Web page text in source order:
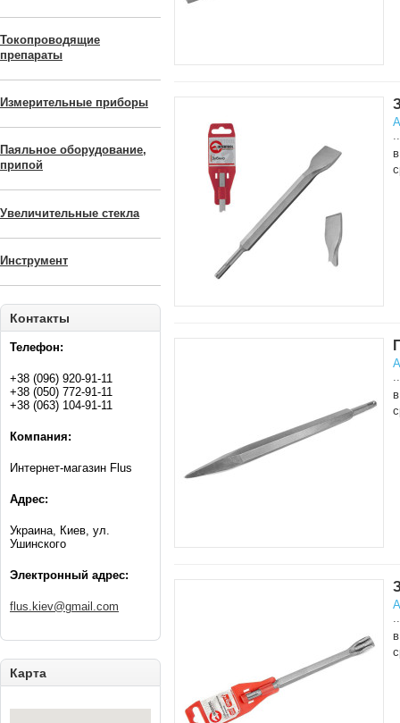
Токопроводящие
препараты
Измерительные приборы
Паяльное оборудование,
припой
Увеличительные стекла
Инструмент
Контакты
Телефон:
+38 (096) 920-91-11
+38 (050) 772-91-11
+38 (063) 104-91-11
Компания:
Интернет-магазин Flus
Адрес:
Украина, Киев, ул.
Ушинского
Электронный адрес:
flus.kiev@gmail.com
Карта
..
..
..